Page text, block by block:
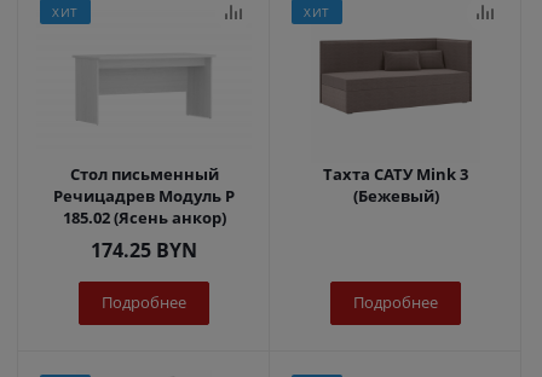
ХИТ
Стол письменный
Речицадрев Модуль Р
185.02 (Ясень анкор)
174.25 BYN
Подробнее
ХИТ
Тахта САТУ Mink 3
(Бежевый)
Подробнее